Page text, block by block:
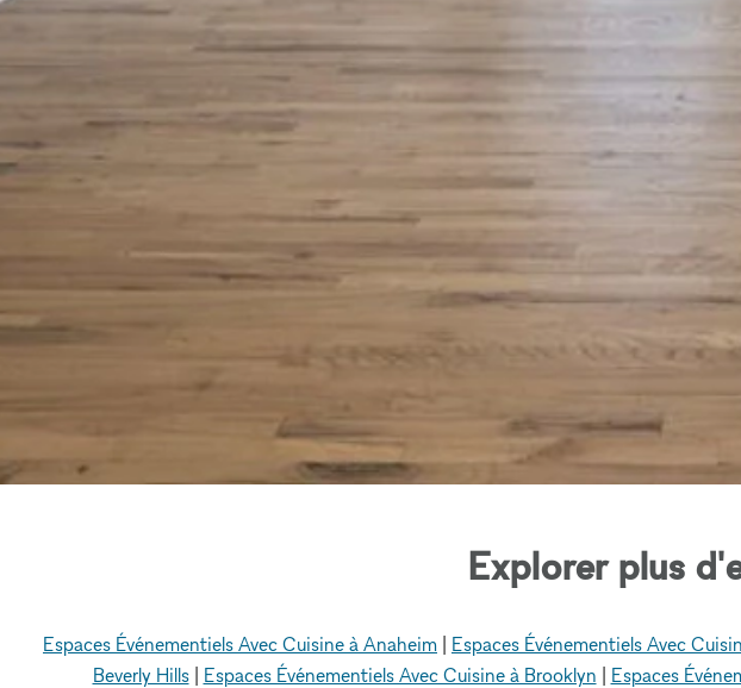
Explorer plus
Espaces Événementiels Avec Cuisine à Anaheim | Espaces Événementiels Avec
Beverly Hills| Espaces Événementiels Avec Cuisine à Brooklyn | Espaces